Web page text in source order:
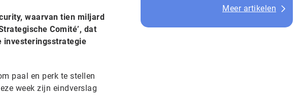
waarvan tien miljard
Comité’, dat
investeringsstrategie
paal en perk te stellen
week zijn eindverslag
Meer artikelen